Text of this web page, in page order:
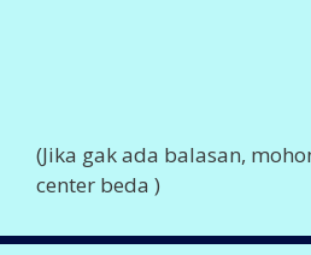
(Jika gak ada balasan,
center beda )